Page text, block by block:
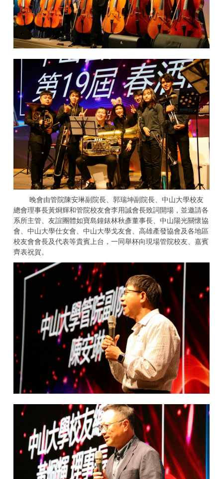
晚會由管院陳安琳副院長、郭瑞坤副院長、中山大學校友
總會理事長黃烱輝和管院校友會李用誠會長致詞開場，並邀請各
系所主管、友誼團體如寶島鐘錶林秋彥董事長、中山陽光關懷協
會、中山大學仕女會、中山大學戈友會、高雄產發協會及各地區
校友會會長及代表等貴賓上台，一同舉杯向現場管院校友、嘉賓
齊表祝賀。